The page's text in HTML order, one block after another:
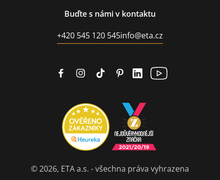
Buďte s námi v kontaktu
+420 545 120 545info@eta.cz
© 2026, ETA a.s. - všechna práva vyhrazena